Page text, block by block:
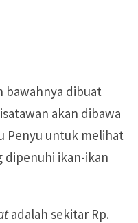
bawahnya dibuat
akan dibawa
Penyu untuk melihat
dipenuhi ikan-ikan
adalah sekitar Rp.